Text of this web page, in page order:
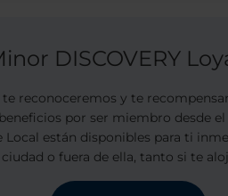
DISCOVERY
reconoceremos y te
por ser miembro desde
Local están disponibles para ti
o fuera de ella, tanto si te